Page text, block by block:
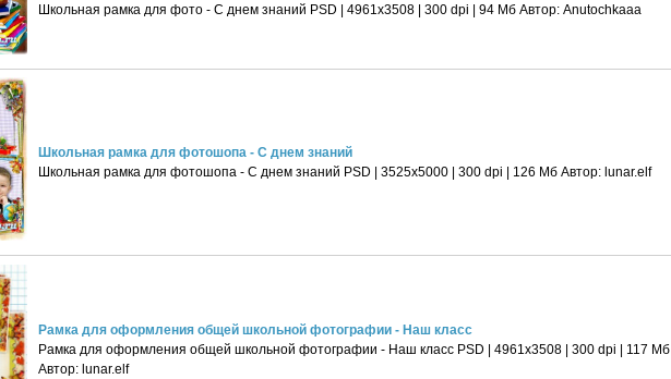
Школьная рамка для фото - С днем знаний PSD | 4961х3508 | 300 dpi | 94 Мб Автор: Anutochkaaa
Школьная рамка для фотошопа - С днем знаний
Школьная рамка для фотошопа - С днем знаний PSD | 3525x5000 | 300 dpi | 126 Мб Автор: lunar.elf
Рамка для оформления общей школьной фотографии - Наш класс
Рамка для оформления общей школьной фотографии - Наш класс PSD | 4961х3508 | 300 dpi | 117 Мб
Автор: lunar.elf